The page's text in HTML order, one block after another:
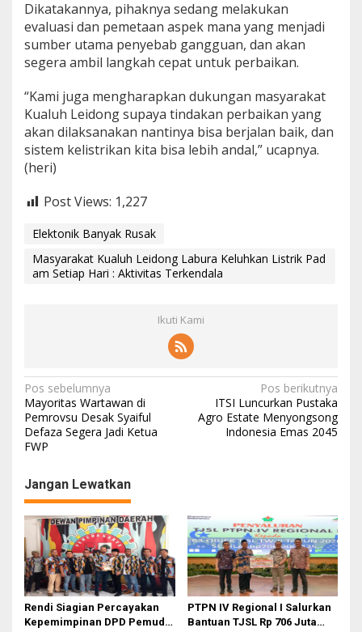
Dikatakannya, pihaknya sedang melakukan
evaluasi dan pemetaan aspek mana yang menjadi
sumber utama penyebab gangguan, dan akan
segera ambil langkah cepat untuk perbaikan.
“Kami juga mengharapkan dukungan masyarakat
Kualuh Leidong supaya tindakan perbaikan yang
akan dilaksanakan nantinya bisa berjalan baik, dan
sistem kelistrikan kita bisa lebih andal,” ucapnya.
(heri)
Post Views: 1,227
Elektonik Banyak Rusak
Masyarakat Kualuh Leidong Labura Keluhkan Listrik Pad
am Setiap Hari : Aktivitas Terkendala
Ikuti Kami
N
a
v
g
a
s
i
p
o
s
Pos sebelumnya
Mayoritas Wartawan di
Pemrovsu Desak Syaiful
Defaza Segera Jadi Ketua
FWP
Pos berikutnya
ITSI Luncurkan Pustaka
Agro Estate Menyongsong
Indonesia Emas 2045
Jangan Lewatkan
Rendi Siagian Percayakan
Kepemimpinan DPD Pemuda
PTPN IV Regional I Salurkan
Bantuan TJSL Rp 706 Juta